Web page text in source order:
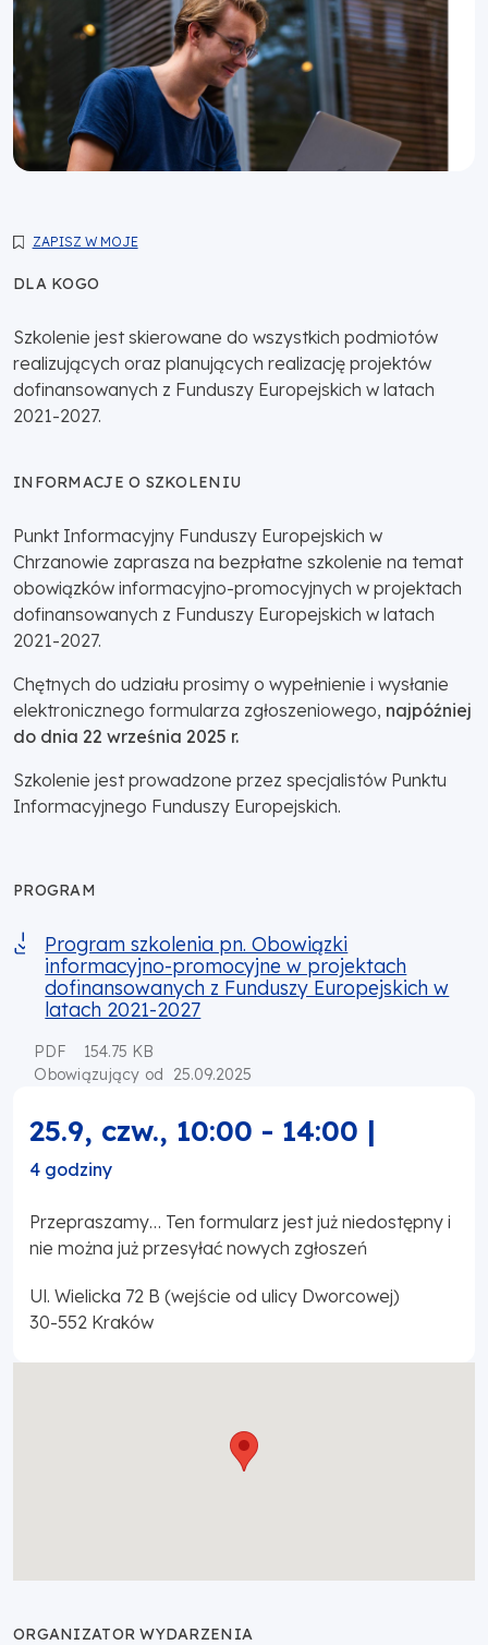
ZAPISZ W MOJE
DLA KOGO
Szkolenie jest skierowane do wszystkich podmiotów
realizujących oraz planujących realizację projektów
dofinansowanych z Funduszy Europejskich w latach
2021-2027.
INFORMACJE O SZKOLENIU
Punkt Informacyjny Funduszy Europejskich w
Chrzanowie zaprasza na bezpłatne szkolenie na temat
obowiązków informacyjno-promocyjnych w projektach
dofinansowanych z Funduszy Europejskich w latach
2021-2027.
Chętnych do udziału prosimy o wypełnienie i wysłanie
elektronicznego formularza zgłoszeniowego, najpóźniej
do dnia 22 września 2025 r.
Szkolenie jest prowadzone przez specjalistów Punktu
Informacyjnego Funduszy Europejskich.
PROGRAM
Program szkolenia pn. Obowiązki
informacyjno-promocyjne w projektach
dofinansowanych z Funduszy Europejskich w
latach 2021-2027
PDF
154.75 KB
Obowiązujący od
25.09.2025
25.9, czw., 10:00 - 14:00 |
4 godziny
Przepraszamy… Ten formularz jest już niedostępny i
nie można już przesyłać nowych zgłoszeń
Ul. Wielicka 72 B (wejście od ulicy Dworcowej)
30-552 Kraków
ORGANIZATOR WYDARZENIA